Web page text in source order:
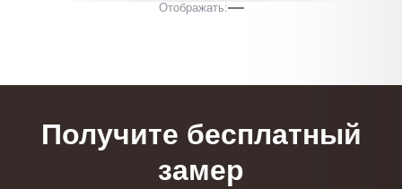
Отображать:
Получите бесплатный
замер